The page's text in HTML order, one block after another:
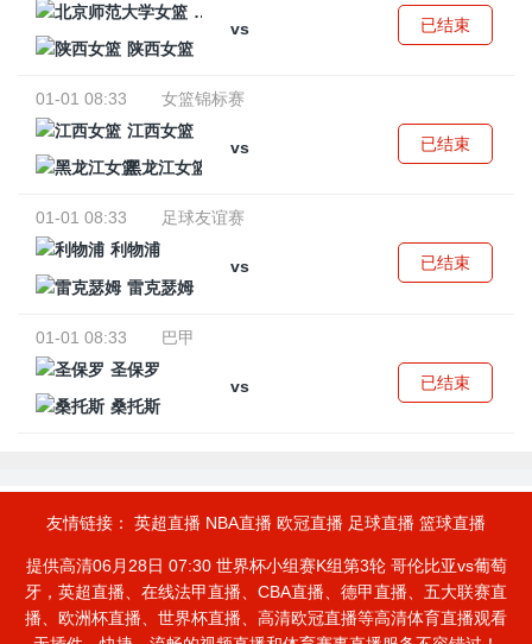
北京师范大学女篮
vs
陕西女篮
已结束
01-01 08:33
女篮锦标赛
江西女篮
vs
黑龙江女篮
已结束
01-01 08:33
足球友谊赛
利物浦
vs
雷克瑟姆
已结束
01-01 08:33
巴甲
圣保罗
vs
桑托斯
已结束
友情链接： 英超直播 NBA直播 欧冠直播 足球直播 篮球直播
提供高清06月28日 07:30 世界杯小组赛K组第3轮 哥伦比亚vs葡萄
牙，英超直播、在线法甲直播、CBA直播、德甲直播、五大联赛直
播、欧洲杯直播、世界杯直播、高清欧冠直播等高清体育直播观看